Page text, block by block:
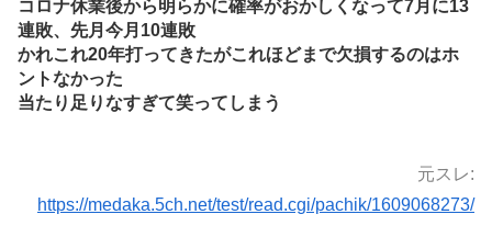
コロナ休業後から明らかに確率がおかしくなって7月に13
連敗、先月今月10連敗
かれこれ20年打ってきたがこれほどまで欠損するのはホ
ントなかった
当たり足りなすぎて笑ってしまう
元スレ:
https://medaka.5ch.net/test/read.cgi/pachik/1609068273/